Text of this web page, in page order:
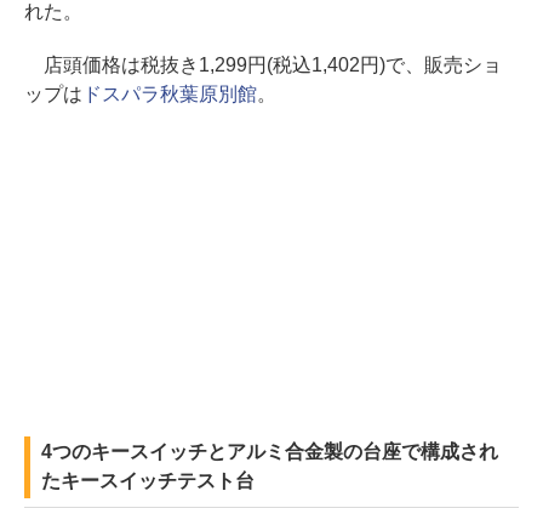
れた。
店頭価格は税抜き1,299円(税込1,402円)で、販売ショ
ップは ドスパラ秋葉原別館。
4つのキースイッチとアルミ合金製の台座で構成され
たキースイッチテスト台